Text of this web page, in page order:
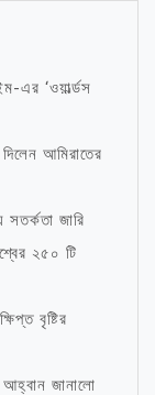
এর ‘ওয়ার্ল্ডস
আমিরাতের
সতর্কতা জারি
২৫০ টি
বৃষ্টির
আহ্বান জানালো